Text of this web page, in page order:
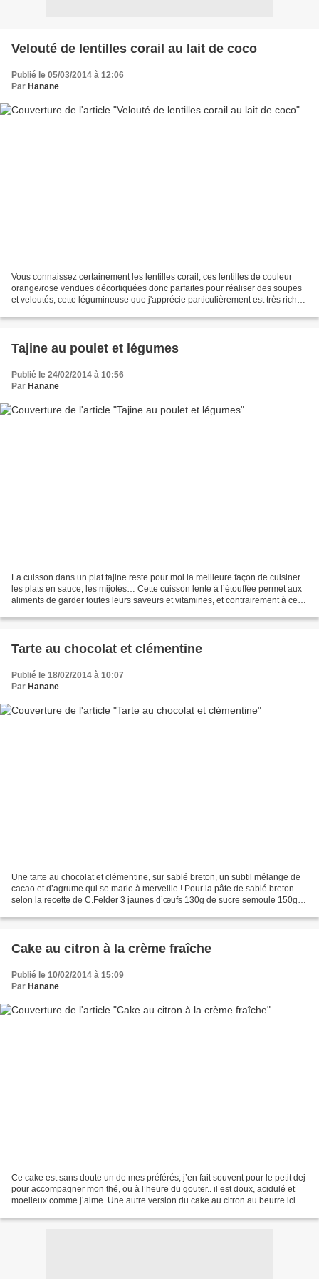
Velouté de lentilles corail au lait de coco
Publié le 05/03/2014 à 12:06
Par Hanane
Vous connaissez certainement les lentilles corail, ces lentilles de couleur
orange/rose vendues décortiquées donc parfaites pour réaliser des soupes
et veloutés, cette légumineuse que j'apprécie particulièrement est très riche
Tajine au poulet et légumes
Publié le 24/02/2014 à 10:56
Par Hanane
La cuisson dans un plat tajine reste pour moi la meilleure façon de cuisiner
les plats en sauce, les mijotés… Cette cuisson lente à l’étouffée permet aux
aliments de garder toutes leurs saveurs et vitamines, et contrairement à ce
Tarte au chocolat et clémentine
Publié le 18/02/2014 à 10:07
Par Hanane
Une tarte au chocolat et clémentine, sur sablé breton, un subtil mélange de
cacao et d’agrume qui se marie à merveille ! Pour la pâte de sablé breton
selon la recette de C.Felder 3 jaunes d’œufs 130g de sucre semoule 150g
Cake au citron à la crème fraîche
Publié le 10/02/2014 à 15:09
Par Hanane
Ce cake est sans doute un de mes préférés, j’en fait souvent pour le petit dej
pour accompagner mon thé, ou à l’heure du gouter.. il est doux, acidulé et
moelleux comme j’aime. Une autre version du cake au citron au beurre ici